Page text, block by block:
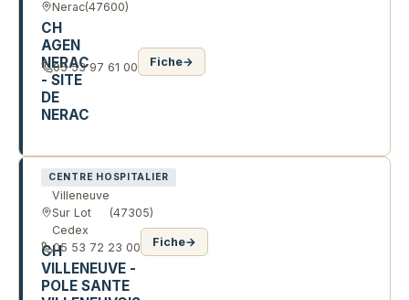
Nerac(47600)
CH
AGEN
NERAC
- SITE
DE
NERAC
05 53 97 61 00 Fiche→
CENTRE HOSPITALIER
Villeneuve
Sur Lot
Cedex
(47305)
CH
VILLENEUVE -
POLE SANTE
05 53 72 23 00 Fiche→